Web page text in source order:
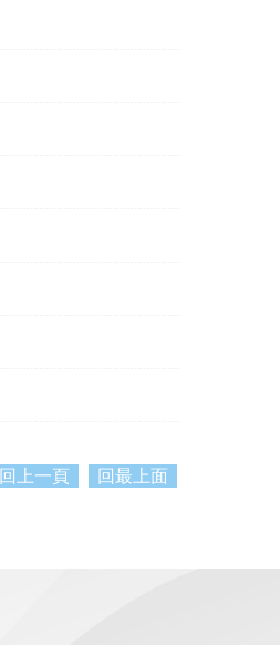
回上一頁 回最上面